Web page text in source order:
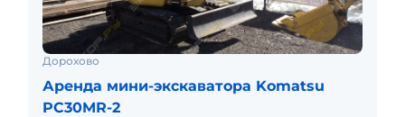
Дорохово
Аренда мини-экскаватора Komatsu
PC30MR-2